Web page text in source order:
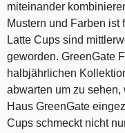
miteinander
Mustern und Farben ist
Latte Cups sind
geworden. GreenGate
halbjährlichen
abwarten um zu
Haus GreenGate
Cups schmeckt nicht